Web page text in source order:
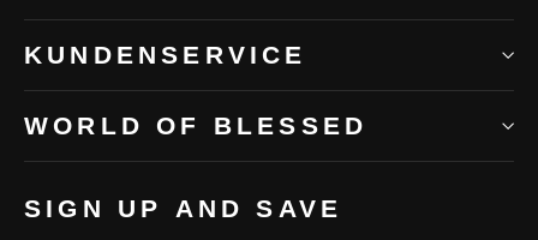
KUNDENSERVICE
WORLD OF BLESSED
SIGN UP AND SAVE